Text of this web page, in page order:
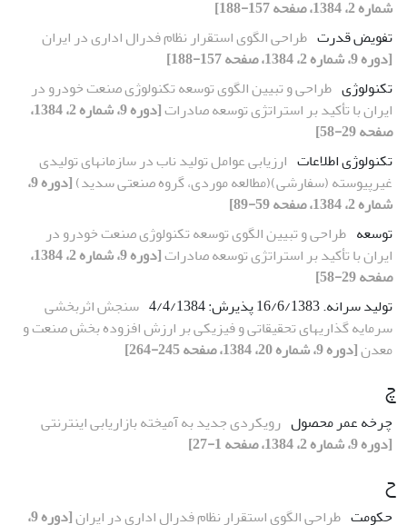
شماره 2، 1384، صفحه 157-188]
تفویض قدرت طراحی الگوی استقرار نظام فدرال اداری در ایران
[دوره 9، شماره 2، 1384، صفحه 157-188]
تکنولوژی طراحی و تبیین الگوی توسعه تکنولوژی صنعت خودرو در
ایران با تأکید بر استراتژی توسعه صادرات
[دوره 9، شماره 2، 1384،
صفحه 29-58]
تکنولوژی اطلاعات ارزیابی عوامل تولید ناب در سازمانهای تولیدی
غیرپیوسته (سفارشی)(مطالعه موردی، گروه صنعتی سدید)
[دوره 9،
شماره 2، 1384، صفحه 59-89]
توسعه طراحی و تبیین الگوی توسعه تکنولوژی صنعت خودرو در
ایران با تأکید بر استراتژی توسعه صادرات
[دوره 9، شماره 2، 1384،
صفحه 29-58]
تولید سرانه. 16/6/1383 پذیرش: 4/4/1384
سنجش اثربخشی
سرمایه گذاریهای تحقیقاتی و فیزیکی بر ارزش افزوده بخش صنعت و
معدن[دوره 9، شماره 20، 1384، صفحه 245-264]
چ
چرخه عمر محصول رویکردی جدید به آمیخته بازاریابی اینترنتی
[دوره 9، شماره 2، 1384، صفحه 1-27]
ح
حکومت طراحی الگوی استقرار نظام فدرال اداری در ایران
[دوره 9،